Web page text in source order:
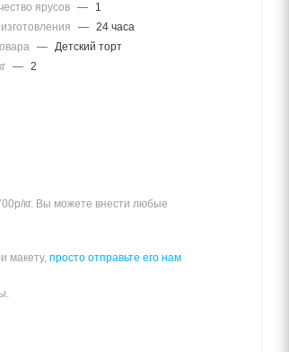
ярусов —
1
— 24 часа
— Детский торт
— 2
кг. Вы можете внести любые
макету, просто отправьте его нам